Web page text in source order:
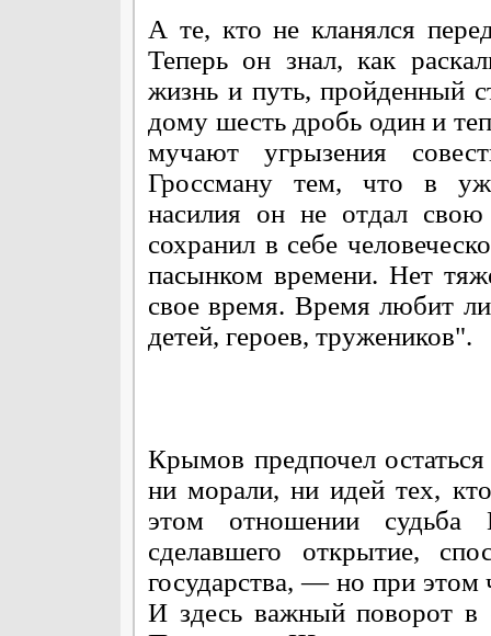
А те, кто не кланялся
Теперь он знал, как
жизнь и путь, пройденный
дому шесть дробь один и
мучают угрызения
Гроссману тем, что в
насилия он не отдал
сохранил в себе
пасынком времени. Нет
свое время. Время любит
детей, героев, тружеников".
Крымов предпочел
ни морали, ни идей тех,
этом отношении
сделавшего открытие,
государства, — но при этом
И здесь важный поворот в